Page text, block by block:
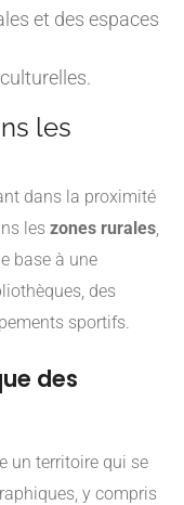
et des espaces
les
dans la proximité
les zones rurales
base à une
des
sportifs.
des
un territoire qui se
y compris